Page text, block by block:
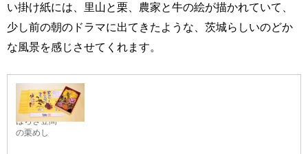
い掛け紙には、里山と栗、農家と牛の絵が描かれていて、
少し前の朝のドラマに出てきたような、茨城らしいのどか
な風景を感じさせてくれます。
常陸牛とい
ばらき笠間
の栗めし